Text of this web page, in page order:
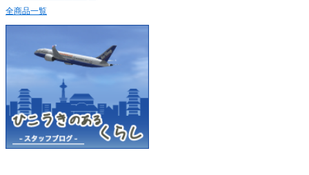
全商品一覧